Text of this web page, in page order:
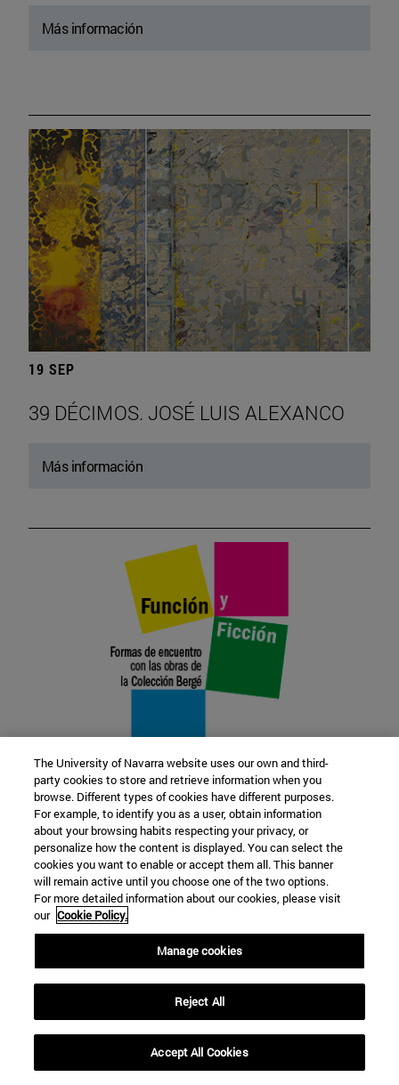
Más información
19 SEP
39 DÉCIMOS. JOSÉ LUIS ALEXANCO
Más información
22 SEP
FUNCIÓN Y FICCIÓN. Varios artistas
Más información
The University of Navarra website uses our own and third-
party cookies to store and retrieve information when you
browse. Different types of cookies have different purposes.
For example, to identify you as a user, obtain information
about your browsing habits respecting your privacy, or
personalize how the content is displayed. You can select the
cookies you want to enable or accept them all. This banner
will remain active until you choose one of the two options.
For more detailed information about our cookies, please visit
our Cookie Policy.
Manage cookies
Reject All
Accept All Cookies